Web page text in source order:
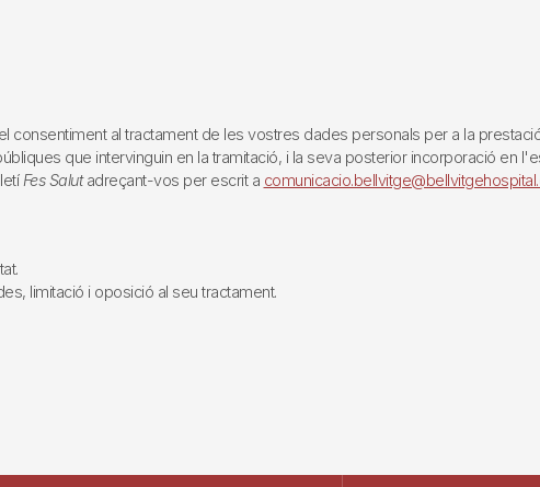
al tractament de les vostres dades personals per a la
que intervinguin en la tramitació, i la seva posterior incorporació en
Fes Salutadreçant-vos per escrit a
limitació i oposició al seu tractament.